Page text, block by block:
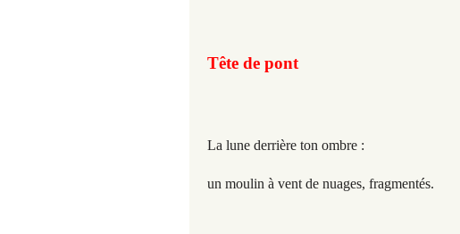
Tête de pont
La lune derrière ton ombre :
un moulin à vent de nuages, fragmentés.